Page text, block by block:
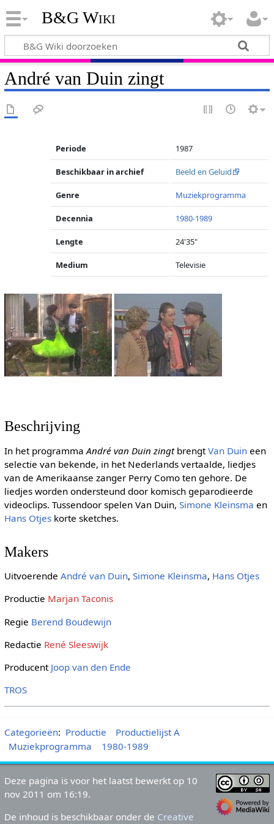
B&G Wiki
André van Duin zingt
Periode 1987
Beschikbaar in archief Beeld en Geluid
Genre Muziekprogramma
Decennia 1980-1989
Lengte 24'35"
Medium Televisie
Beschrijving
In het programma André van Duin zingtbrengtVan Duineen
selectie van bekende, in het Nederlands vertaalde, liedjes
van de Amerikaanse zanger Perry Como ten gehore. De
liedjes worden ondersteund door komisch geparodieerde
videoclips. Tussendoor spelen Van Duin, Simone Kleinsma en
Hans Otjeskorte sketches.
Makers
Uitvoerende André van Duin, Simone Kleinsma, Hans Otjes
Productie Marjan Taconis
Regie Berend Boudewijn
Redactie René Sleeswijk
Producent Joop van den Ende
TROS
Categorieën: Productie
Productielijst A
Muziekprogramma
1980-1989
Deze pagina is voor het laatst bewerkt op 10
nov 2011 om 16:19.
De inhoud is beschikbaar onder de Creative